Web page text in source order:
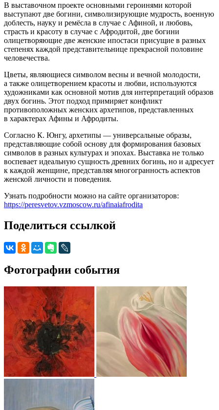
В выставочном проекте основными героинями которой
выступают две богини, символизирующие мудрость, военную
доблесть, науку и ремёсла в случае с Афиной, и любовь,
страсть и красоту в случае с Афродитой, две богини
олицетворяющие две женские ипостаси присущие в разных
степенях каждой представительнице прекрасной половине
человечества.
Цветы, являющиеся символом весны и вечной молодости,
а также олицетворением красоты и любви, используются
художниками как основной мотив для интерпретаций образов
двух богинь. Этот подход примиряет конфликт
противоположных женских архетипов, представленных
в характерах Афины и Афродиты.
Согласно К. Юнгу, архетипы — универсальные образы,
представляющие собой основу для формирования базовых
символов в разных культурах и эпохах. Выставка не только
воспевает идеальную сущность древних богинь, но и адресует
к каждой женщине, представляя многогранность аспектов
женской личности и поведения.
Узнать подробности можно на сайте организаторов:
https://peresvetov.vzmoscow.ru/afinaiafrodita
Поделиться ссылкой
Фотографии события